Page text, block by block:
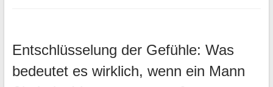
Entschlüsselung der Gefühle: Was
bedeutet es wirklich, wenn ein Mann